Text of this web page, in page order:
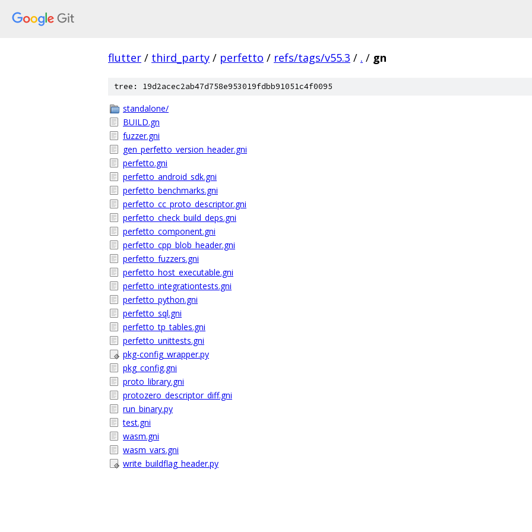
flutter / third_party / perfetto / refs/tags/v55.3 / . / gn
tree: 19d2acec2ab47d758e953019fdbb91051c4f0095
standalone/
BUILD.gn
fuzzer.gni
gen_perfetto_version_header.gni
perfetto.gni
perfetto_android_sdk.gni
perfetto_benchmarks.gni
perfetto_cc_proto_descriptor.gni
perfetto_check_build_deps.gni
perfetto_component.gni
perfetto_cpp_blob_header.gni
perfetto_fuzzers.gni
perfetto_host_executable.gni
perfetto_integrationtests.gni
perfetto_python.gni
perfetto_sql.gni
perfetto_tp_tables.gni
perfetto_unittests.gni
pkg-config_wrapper.py
pkg_config.gni
proto_library.gni
protozero_descriptor_diff.gni
run_binary.py
test.gni
wasm.gni
wasm_vars.gni
write_buildflag_header.py